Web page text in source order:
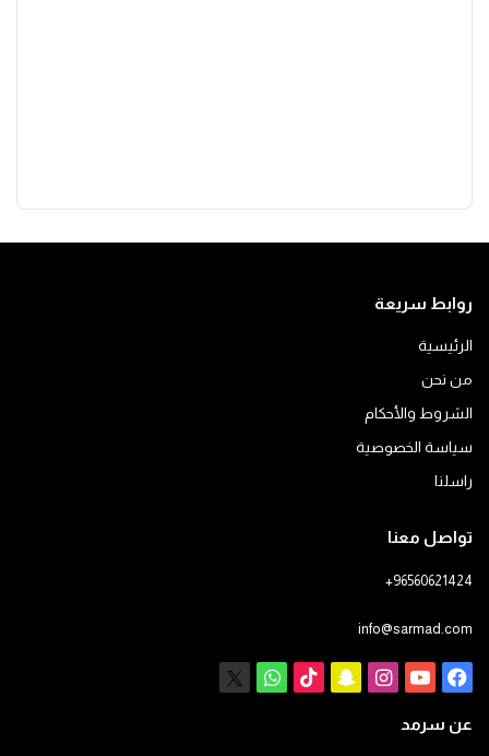
روابط سريعة
الرئيسية
من نحن
الشروط والأحكام
سياسة الخصوصية
راسلنا
تواصل معنا
+96560621424
info@sarmad.com
فيسبوكيوتيوبانستقرام
سناب ‫TikTokواتساب
عن سرمد